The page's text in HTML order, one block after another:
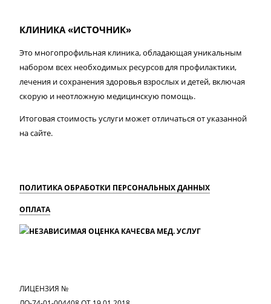
КЛИНИКА «ИСТОЧНИК»
Это многопрофильная клиника, обладающая уникальным
набором всех необходимых ресурсов для профилактики,
лечения и сохранения здоровья взрослых и детей, включая
скорую и неотложную медицинскую помощь.
Итоговая стоимость услуги может отличаться от указанной
на сайте.
ПОЛИТИКА ОБРАБОТКИ ПЕРСОНАЛЬНЫХ ДАННЫХ
ОПЛАТА
ЛИЦЕНЗИЯ №